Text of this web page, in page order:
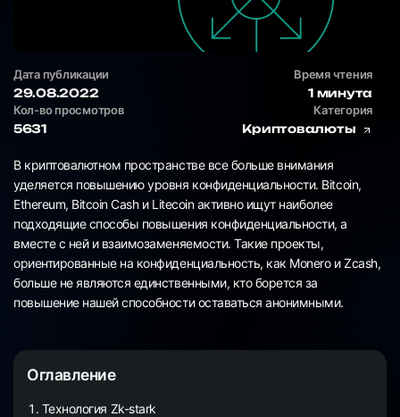
Дата публикации
29.08.2022
Время чтения
1 минута
Кол-во просмотров
5631
Категория
Криптовалюты
В криптовалютном пространстве все больше внимания
уделяется повышению уровня конфиденциальности. Bitcoin,
Ethereum, Bitcoin Cash и Litecoin активно ищут наиболее
подходящие способы повышения конфиденциальности, а
вместе с ней и взаимозаменяемости. Такие проекты,
ориентированные на конфиденциальность, как Monero и Zcash,
больше не являются единственными, кто борется за
повышение нашей способности оставаться анонимными.
Оглавление
Технология Zk-stark